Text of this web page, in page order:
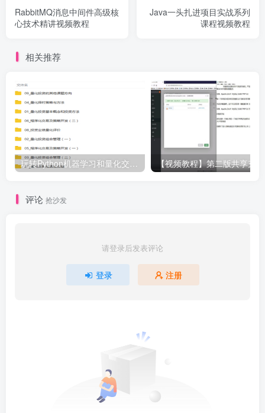
RabbitMQ消息中间件高级核
心技术精讲视频教程
Java一头扎进项目实战系列
课程视频教程
相关推荐
评论 抢沙发
请登录后发表评论
登录 注册